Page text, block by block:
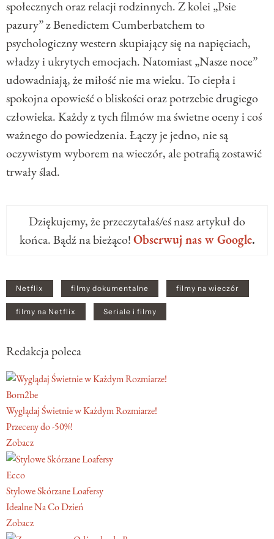
społecznych oraz relacji rodzinnych. Z kolei „Psie
pazury” z Benedictem Cumberbatchem to
psychologiczny western skupiający się na napięciach,
władzy i ukrytych emocjach. Natomiast „Nasze noce”
udowadniają, że miłość nie ma wieku. To ciepła i
spokojna opowieść o bliskości oraz potrzebie drugiego
człowieka. Każdy z tych filmów ma świetne oceny i coś
ważnego do powiedzenia. Łączy je jedno, nie są
oczywistym wyborem na wieczór, ale potrafią zostawić
trwały ślad.
Dziękujemy, że przeczytałaś/eś nasz artykuł do
końca. Bądź na bieżąco!Obserwuj nas w Google.
Netflix filmy dokumentalne filmy na wieczór
filmy na Netflix Seriale i filmy
Redakcja poleca
Born2be
Wyglądaj Świetnie w Każdym Rozmiarze!
Przeceny do -50%!
Zobacz
Ecco
Stylowe Skórzane Loafersy
Idealne Na Co Dzień
Zobacz